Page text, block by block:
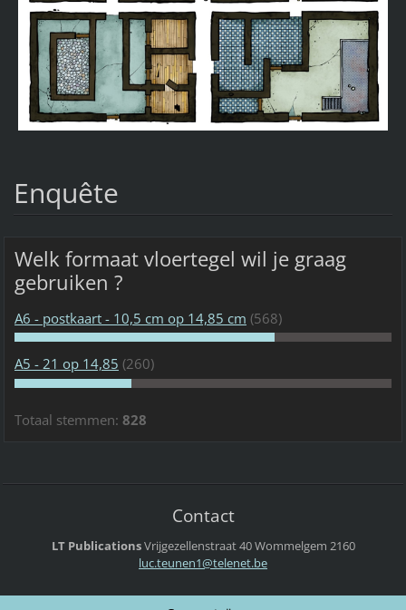
Enquête
Welk formaat vloertegel wil je graag
gebruiken ?
A6 - postkaart - 10,5 cm op 14,85 cm (568)
A5 - 21 op 14,85 (260)
Totaal stemmen: 828
Contact
LT PublicationsVrijgezellenstraat 40Wommelgem 2160
luc.teunen1@telenet.be